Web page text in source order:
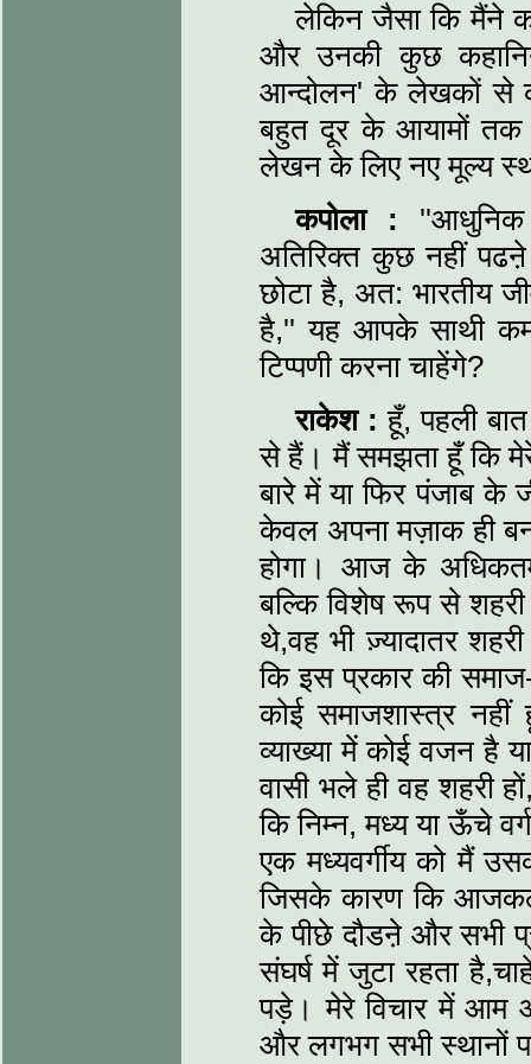
लेकिन जैसा कि मैंने
और उनकी कुछ
आन्दोलन' के लेखकों से
बहुत दूर के आयामों
लेखन के लिए नए मूल्य
कपोला : ''आधुनिक
अतिरिक्त कुछ नहीं पढऩे
छोटा है, अत: भारतीय
है,'' यह आपके साथी
टिप्पणी करना चाहेंगे?
राकेश : हूँ, पहली
से हैं। मैं समझता हूँ कि
बारे में या फिर पंजाब
केवल अपना मज़ाक ही
होगा। आज के
बल्कि विशेष रूप से
थे,वह भी ज़्यादातर
कि इस प्रकार की
कोई समाजशास्त्र
व्याख्या में कोई वजन है
वासी भले ही वह शहरी
कि निम्न, मध्य या ऊँचे
एक मध्यवर्गीय को मैं
जिसके कारण कि आजकल
के पीछे दौडऩे और सभी
संघर्ष में जुटा रहता
पड़े। मेरे विचार में आम
और लगभग सभी स्थानों